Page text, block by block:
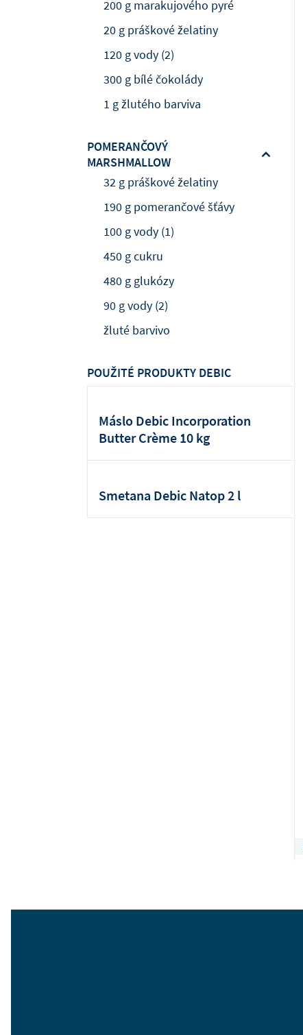
200 g marakujového pyré
20 g práškové želatiny
120 g vody (2)
300 g bílé čokolády
1 g žlutého barviva
POMERANČOVÝ
MARSHMALLOW
32 g práškové želatiny
190 g pomerančové šťávy
100 g vody (1)
450 g cukru
480 g glukózy
90 g vody (2)
žluté barvivo
POUŽITÉ PRODUKTY DEBIC
Máslo Debic Incorporation
Butter Crème 10 kg
Smetana Debic Natop 2 l